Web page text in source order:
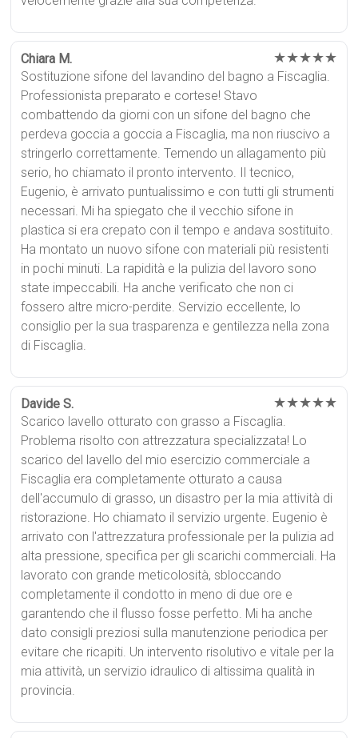
Chiara M. ★★★★★
Sostituzione sifone del lavandino del bagno a Fiscaglia.
Professionista preparato e cortese! Stavo
combattendo da giorni con un sifone del bagno che
perdeva goccia a goccia a Fiscaglia, ma non riuscivo a
stringerlo correttamente. Temendo un allagamento più
serio, ho chiamato il pronto intervento. Il tecnico,
Eugenio, è arrivato puntualissimo e con tutti gli strumenti
necessari. Mi ha spiegato che il vecchio sifone in
plastica si era crepato con il tempo e andava sostituito.
Ha montato un nuovo sifone con materiali più resistenti
in pochi minuti. La rapidità e la pulizia del lavoro sono
state impeccabili. Ha anche verificato che non ci
fossero altre micro-perdite. Servizio eccellente, lo
consiglio per la sua trasparenza e gentilezza nella zona
di Fiscaglia.
Davide S. ★★★★★
Scarico lavello otturato con grasso a Fiscaglia.
Problema risolto con attrezzatura specializzata! Lo
scarico del lavello del mio esercizio commerciale a
Fiscaglia era completamente otturato a causa
dell'accumulo di grasso, un disastro per la mia attività di
ristorazione. Ho chiamato il servizio urgente. Eugenio è
arrivato con l'attrezzatura professionale per la pulizia ad
alta pressione, specifica per gli scarichi commerciali. Ha
lavorato con grande meticolosità, sbloccando
completamente il condotto in meno di due ore e
garantendo che il flusso fosse perfetto. Mi ha anche
dato consigli preziosi sulla manutenzione periodica per
evitare che ricapiti. Un intervento risolutivo e vitale per la
mia attività, un servizio idraulico di altissima qualità in
provincia.